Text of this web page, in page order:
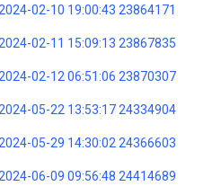
02-10 19:00:43 23864171
02-11 15:09:13 23867835
02-12 06:51:06 23870307
05-22 13:53:17 24334904
05-29 14:30:02 24366603
06-09 09:56:48 24414689